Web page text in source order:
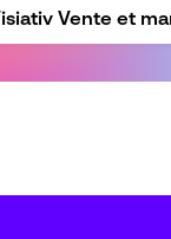
Vente et